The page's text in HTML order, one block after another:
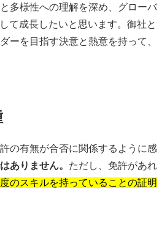
多様性への理解を深め、グローバ
て成長したいと思います。御社と
ーを目指す決意と熱意を持って、
の有無が合否に関係するように感
ありません。 ただし、免許があれ
のスキルを持っていることの証明